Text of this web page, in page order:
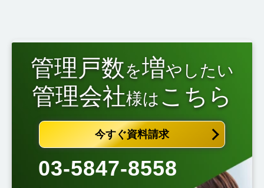
管理戸数を増やしたい
管理会社様は こちら
今すぐ資料請求
03-5847-8558